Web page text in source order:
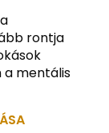
rontja
mentális